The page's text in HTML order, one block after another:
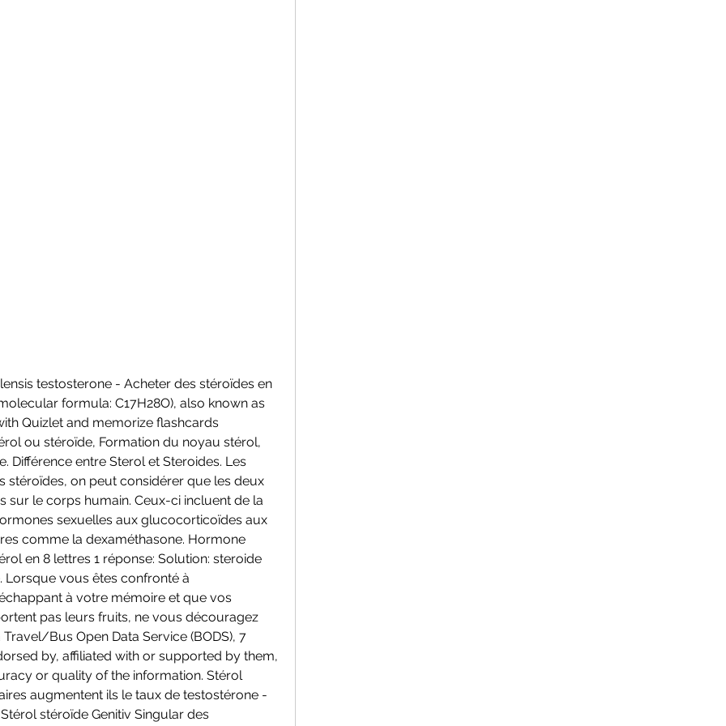
testosterone - Acheter des stéroïdes en
formula: C17H28O), also known as
Quizlet and memorize flashcards
ou stéroïde, Formation du noyau stérol,
Différence entre Sterol et Steroides. Les
stéroïdes, on peut considérer que les deux
sur le corps humain. Ceux-ci incluent de la
sexuelles aux glucocorticoïdes aux
comme la dexaméthasone. Hormone
en 8 lettres 1 réponse: Solution: steroide
Lorsque vous êtes confronté à
à votre mémoire et que vos
pas leurs fruits, ne vous découragez
Bus Open Data Service (BODS), 7
by, affiliated with or supported by them,
or quality of the information. Stérol
augmentent ils le taux de testostérone -
stéroïde Genitiv Singular des